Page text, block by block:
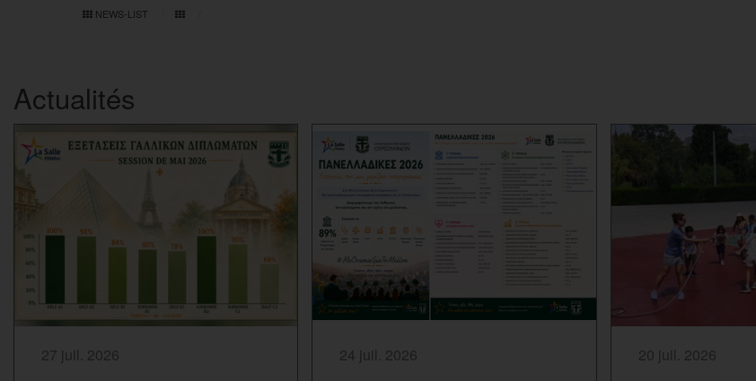
NEWS-LIST
Actualités
27 juil. 2026
24 juil. 2026
20 juil. 2026